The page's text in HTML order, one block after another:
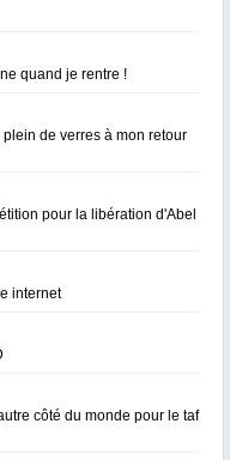
quand je rentre !
de verres à mon retour
pour la libération d'Abel
internet
côté du monde pour le taf